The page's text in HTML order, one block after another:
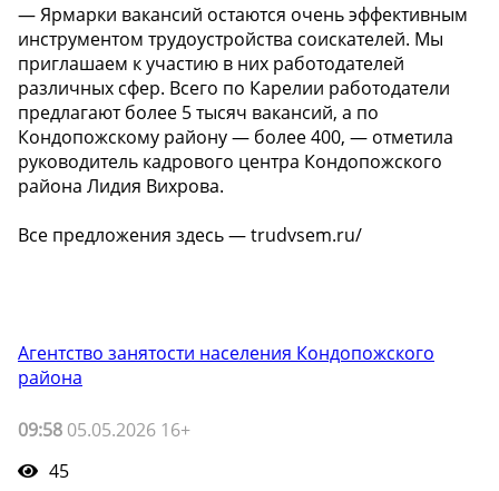
— Ярмарки вакансий остаются очень эффективным
инструментом трудоустройства соискателей. Мы
приглашаем к участию в них работодателей
различных сфер. Всего по Карелии работодатели
предлагают более 5 тысяч вакансий, а по
Кондопожскому району — более 400, — отметила
руководитель кадрового центра Кондопожского
района Лидия Вихрова.
Все предложения здесь — trudvsem.ru/
Агентство занятости населения Кондопожского
района
09:58 05.05.2026 16+
45